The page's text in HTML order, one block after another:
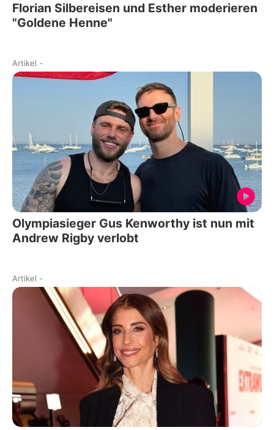
Florian Silbereisen und Esther moderieren
"Goldene Henne"
Artikel -
Olympiasieger Gus Kenworthy ist nun mit
Andrew Rigby verlobt
Artikel -